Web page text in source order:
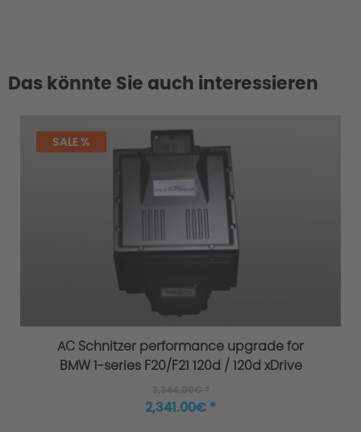
Overload / Overheating Control
Extensively tested
Das könnte Sie auch interessieren
SALE %
AC Schnitzer performance upgrade for
BMW 1-series F20/F21 120d / 120d xDrive
2,341.00€ *